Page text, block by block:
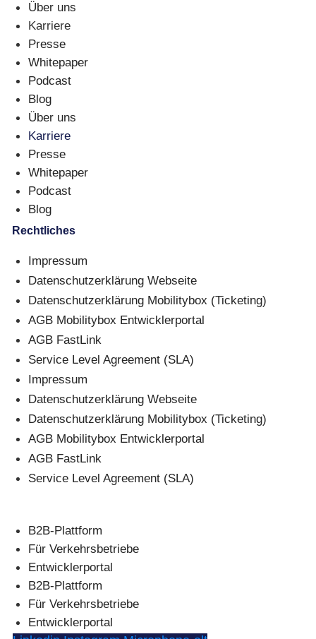
Über uns
Karriere
Presse
Whitepaper
Podcast
Blog
Über uns
Karriere
Presse
Whitepaper
Podcast
Blog
Rechtliches
Impressum
Datenschutzerklärung Webseite
Datenschutzerklärung Mobilitybox (Ticketing)
AGB Mobilitybox Entwicklerportal
AGB FastLink
Service Level Agreement (SLA)
Impressum
Datenschutzerklärung Webseite
Datenschutzerklärung Mobilitybox (Ticketing)
AGB Mobilitybox Entwicklerportal
AGB FastLink
Service Level Agreement (SLA)
B2B-Plattform
Für Verkehrsbetriebe
Entwicklerportal
B2B-Plattform
Für Verkehrsbetriebe
Entwicklerportal